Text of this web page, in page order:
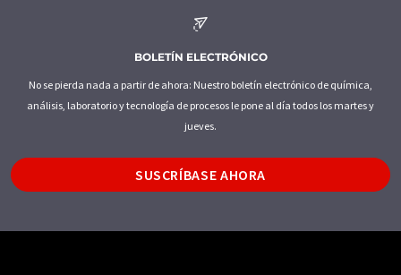
BOLETÍN ELECTRÓNICO
No se pierda nada a partir de ahora: Nuestro boletín electrónico de química,
análisis, laboratorio y tecnología de procesos le pone al día todos los martes y
jueves.
SUSCRÍBASE AHORA